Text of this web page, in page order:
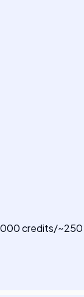
credits/~250